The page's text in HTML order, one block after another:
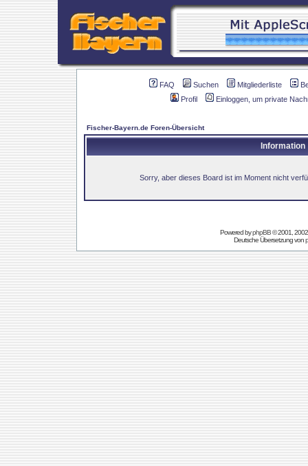
FAQ Suchen Mitgliederliste
Profil
Einloggen, um private
Fischer-Bayern.de Foren-Übersicht
Information
Sorry, aber dieses Board ist im Moment nicht
Powered byphpBB© 2001,
Deutsche Übersetzung von